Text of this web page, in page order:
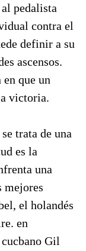
pedalista
contra el
definir a su
ascensos.
que un
victoria.
trata de una
es la
una
mejores
el holandés
en
Gil